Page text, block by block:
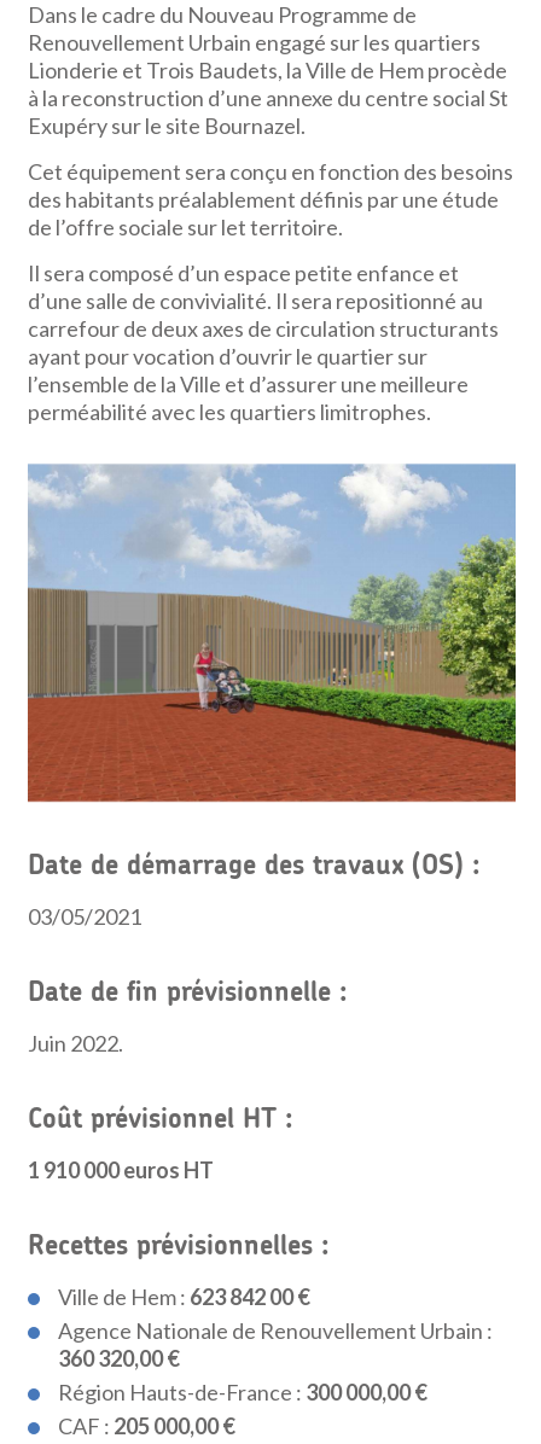
Dans le cadre du Nouveau Programme de
Renouvellement Urbain engagé sur les quartiers
Lionderie et Trois Baudets, la Ville de Hem procède
à la reconstruction d’une annexe du centre social St
Exupéry sur le site Bournazel.
Cet équipement sera conçu en fonction des besoins
des habitants préalablement définis par une étude
de l’offre sociale sur let territoire.
Il sera composé d’un espace petite enfance et
d’une salle de convivialité. Il sera repositionné au
carrefour de deux axes de circulation structurants
ayant pour vocation d’ouvrir le quartier sur
l’ensemble de la Ville et d’assurer une meilleure
perméabilité avec les quartiers limitrophes.
Date de démarrage des travaux (OS) :
03/05/2021
Date de fin prévisionnelle :
Juin 2022.
Coût prévisionnel HT :
1 910 000 euros HT
Recettes prévisionnelles :
Ville de Hem : 623 842 00 €
Agence Nationale de Renouvellement Urbain :
360 320,00 €
Région Hauts-de-France : 300 000,00 €
CAF : 205 000,00 €